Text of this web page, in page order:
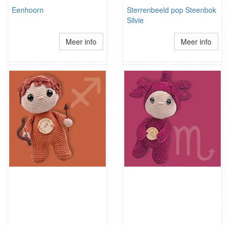
Eenhoorn
Meer info
Sterrenbeeld pop Steenbok
Silvie
Meer info